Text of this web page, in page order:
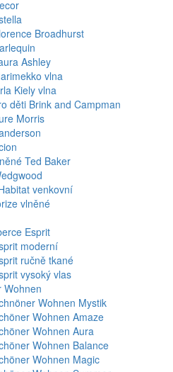
Broadhurst
Ashley
vlna
Kiely vlna
děti Brink and Campman
Morris
Ted Baker
venkovní
vlněné
Esprit
moderní
ručně tkané
vysoký vlas
Wohnen
Wohnen Mystik
Wohnen Amaze
Wohnen Aura
Wohnen Balance
Wohnen Magic